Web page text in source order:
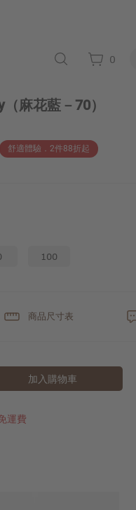
0
（麻花藍－70）
舒適體驗．2件88折起
100
商品尺寸表
加入購物車
運費